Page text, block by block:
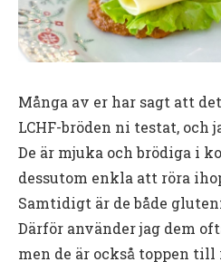
Många av er har sagt att
LCHF-bröden ni testat,
De är mjuka och brödiga i
dessutom enkla att röra
Samtidigt är de både
Därför använder jag dem
men de är också toppen till